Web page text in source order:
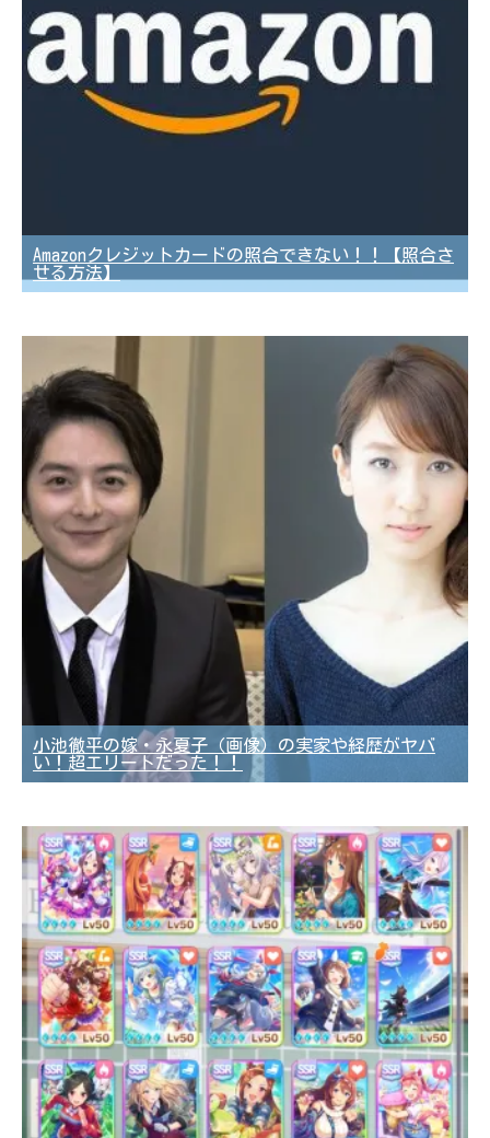
Amazonクレジットカードの照合できない！！【照合さ
せる方法】
小池徹平の嫁・永夏子（画像）の実家や経歴がヤバ
い！超エリートだった！！